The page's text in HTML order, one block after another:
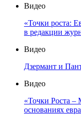
Видео
«Точки роста:
в редакции
Видео
Дзермант и
Видео
«Точки Роста –
основаниях